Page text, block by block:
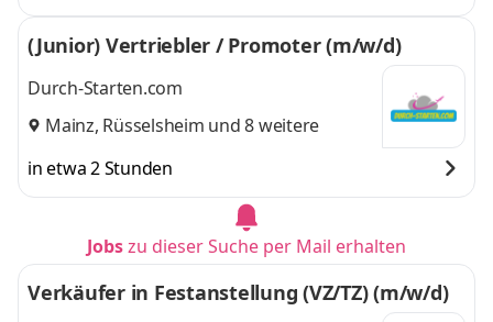
(Junior) Vertriebler / Promoter (m/w/d)
Durch-Starten.com
Mainz, Rüsselsheim und 8 weitere
in etwa 2 Stunden
Jobszu dieser Suche per Mail erhalten
Verkäufer in Festanstellung (VZ/TZ) (m/w/d)